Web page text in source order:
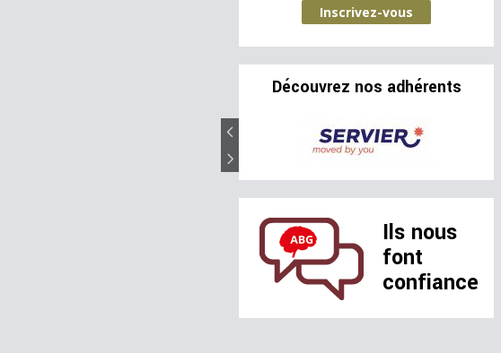
Inscrivez-vous
Découvrez nos adhérents
Ils nous
font
confiance